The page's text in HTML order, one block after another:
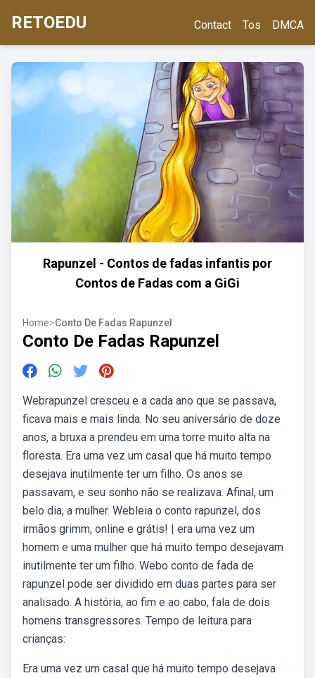
RETOEDU Contact Tos DMCA
Rapunzel - Contos de fadas infantis por
Contos de Fadas com a GiGi
Home>Conto De Fadas Rapunzel
Conto De Fadas Rapunzel
Webrapunzel cresceu e a cada ano que se passava,
ficava mais e mais linda. No seu aniversário de doze
anos, a bruxa a prendeu em uma torre muito alta na
floresta. Era uma vez um casal que há muito tempo
desejava inutilmente ter um filho. Os anos se
passavam, e seu sonho não se realizava. Afinal, um
belo dia, a mulher. Webleia o conto rapunzel, dos
irmãos grimm, online e grátis! | era uma vez um
homem e uma mulher que há muito tempo desejavam
inutilmente ter um filho. Webo conto de fada de
rapunzel pode ser dividido em duas partes para ser
analisado. A história, ao fim e ao cabo, fala de dois
homens transgressores. Tempo de leitura para
crianças:
Era uma vez um casal que há muito tempo desejava